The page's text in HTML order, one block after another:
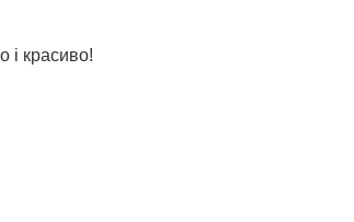
і красиво!